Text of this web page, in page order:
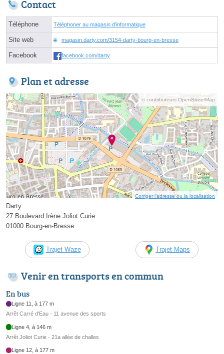
Contact
Téléphone Téléphoner au magasin d'informatique
Site web magasin.darty.com/3154-darty-bourg-en-bresse
Facebook facebook.com/darty
Plan et adresse
© contributeurs OpenStreetMap
Corriger l’adresse ou la localisation
Darty
27 Boulevard Irène Joliot Curie
01000 Bourg-en-Bresse
Trajet Waze Trajet Maps
Venir en transports en commun
En bus
Ligne 11, à 177 m
Arrêt Carré d'Eau - 11 avenue des sports
Ligne 4, à 146 m
Arrêt Joliot Curie - 21a allée de challes
Ligne 12, à 177 m